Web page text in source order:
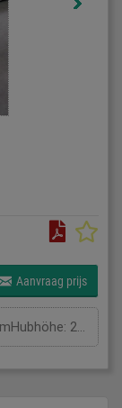
Aanvraag prijs
Tragkraft in kg: 1000 kgGabellänge: 800 mmHubhöhe: 2500 mmGesamtleistungsbedarf: kWMaschinengewicht ca.: 0,987 tRaumbedarf ca.: m